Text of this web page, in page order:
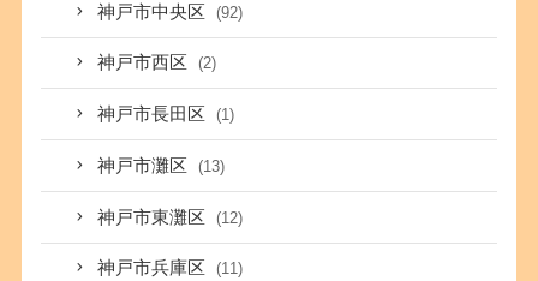
神戸市中央区 (92)
神戸市西区 (2)
神戸市長田区 (1)
神戸市灘区 (13)
神戸市東灘区 (12)
神戸市兵庫区 (11)